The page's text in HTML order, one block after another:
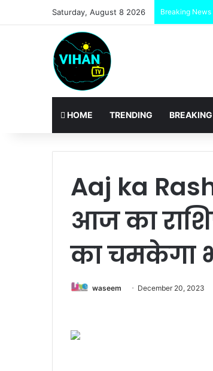
Saturday, August 8 2026 Breaking News
HOME TRENDING BREAKING
Aaj ka
आज का
का चमकेगा
waseem December 20, 2023